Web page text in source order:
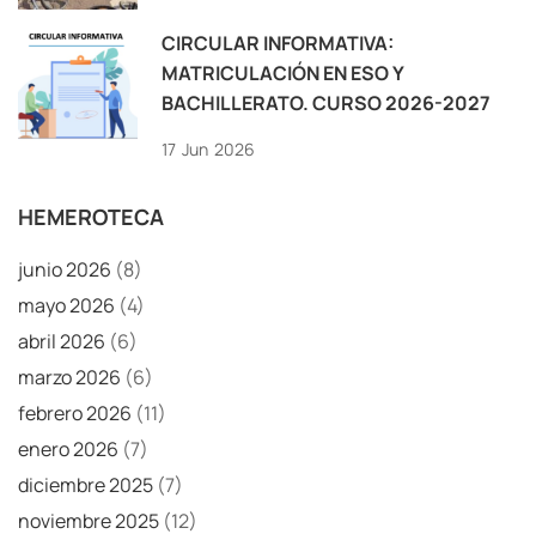
CIRCULAR INFORMATIVA:
MATRICULACIÓN EN ESO Y
BACHILLERATO. CURSO 2026-2027
17 Jun 2026
HEMEROTECA
junio 2026 (8)
mayo 2026 (4)
abril 2026 (6)
marzo 2026 (6)
febrero 2026 (11)
enero 2026 (7)
diciembre 2025 (7)
noviembre 2025 (12)